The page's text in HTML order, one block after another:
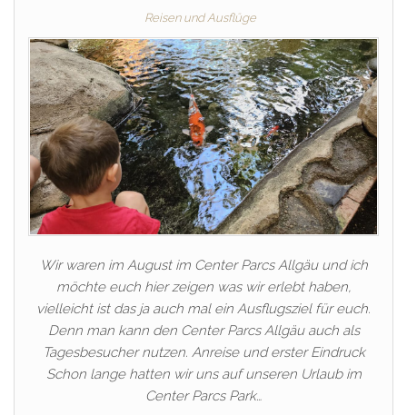
Reisen und Ausflüge
Wir waren im August im Center Parcs Allgäu und ich
möchte euch hier zeigen was wir erlebt haben,
vielleicht ist das ja auch mal ein Ausflugsziel für euch.
Denn man kann den Center Parcs Allgäu auch als
Tagesbesucher nutzen. Anreise und erster Eindruck
Schon lange hatten wir uns auf unseren Urlaub im
Center Parcs Park…